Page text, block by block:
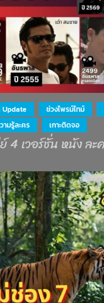
Update ช่วงไพรม์ไทม์
ามรู้ละคร เกาะติดจอ
4 เวอร์ชั่น หนัง ละ